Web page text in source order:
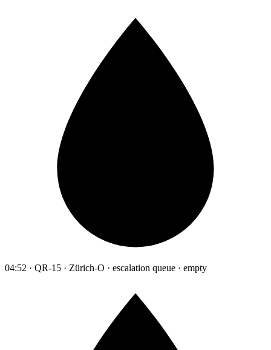
04:52 · QR-15 · Zürich-O · escalation queue · empty